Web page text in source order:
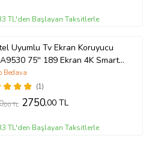
TL'den Başlayan Taksitlerle
Uyumlu Tv Ekran Koruyucu
75'' 189 Ekran 4K Smart
TV
(1)
Bedava
,00 TL 2750,00 TL
TL'den Başlayan Taksitlerle